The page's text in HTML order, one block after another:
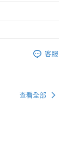
客服
查看全部